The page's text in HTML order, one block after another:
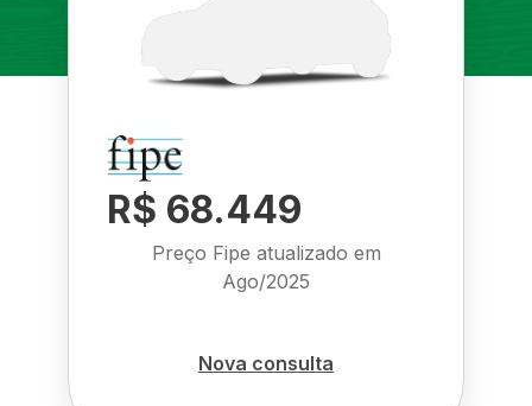
R$ 68.449
Preço Fipe atualizado em
Ago/2025
Nova consulta